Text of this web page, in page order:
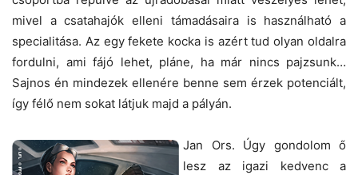
mivel a csatahajók elleni támadásaira is használható a
specialitása. Az egy fekete kocka is azért tud olyan oldalra
fordulni, ami fájó lehet, pláne, ha már nincs pajzsunk…
Sajnos én mindezek ellenére benne sem érzek potenciált,
így félő nem sokat látjuk majd a pályán.
Jan Ors. Úgy gondolom ő
lesz az igazi kedvenc a